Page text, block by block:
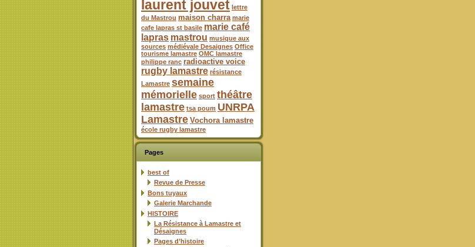
laurent jouvet lettre
du Mastrou maison charra marie
cafe lapras st basile marie café
lapras mastrou musique aux
sources médiévale Desaignes Office
tourisme lamastre OMC lamastre
philippe ranc radioactive voice
rugby lamastre résistance
Lamastre semaine
mémorielle sport théâtre
lamastre tsa poum UNRPA
Lamastre Vochora lamastre
école rugby lamastre
Pages
best of
Revue de Presse
Bons tuyaux
Galerie Marchande
HISTOIRE
La Résistance à Lamastre et
Désaignes
Pages d’histoire